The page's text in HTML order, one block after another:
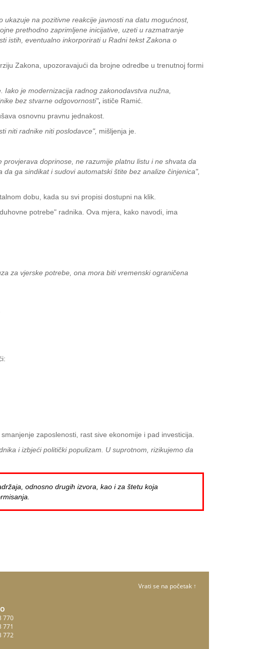
na pozitivne reakcije javnosti na datu mogućnost,
prethodno zaprimljene inicijative, uzeti u razmatranje
istih, eventualno inkorporirati u Radni tekst Zakona o
Zakona, upozoravajući da brojne odredbe u trenutnoj formi
je modernizacija radnog zakonodavstva nužna,
bez stvarne odgovornosti", ističe Ramić.
osnovnu pravnu jednakost.
niti radnike niti poslodavce", mišljenja je.
doprinose, ne razumije platnu listu i ne shvata da
ga sindikat i sudovi automatski štite bez analize činjenica",
dobu, kada su svi propisi dostupni na klik.
potrebe" radnika. Ova mjera, kako navodi, ima
za vjerske potrebe, ona mora biti vremenski ograničena
zaposlenosti, rast sive ekonomije i pad investicija.
i izbjeći politički populizam. U suprotnom, rizikujemo da
odnosno drugih izvora, kao i za štetu koja
770
771
772
Vrati se na početak ↑